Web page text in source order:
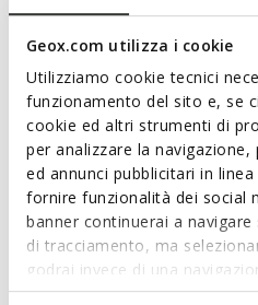
Geox.com utilizza i cookie
Utilizziamo cookie tecnici
funzionamento del sito e, se
cookie ed altri strumenti di
per analizzare la
ed annunci pubblicitari in
fornire funzionalità dei social
banner continuerai a
di tracciamento, ma
godrai invece di una
base dei tuoi gusti ed
Features
Dimensions: H: 32 cm, L:
External details: 3 external
Internal details: 2 internal
Adjustable shoulder straps
With handle